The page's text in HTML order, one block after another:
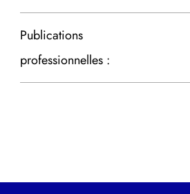
Publications
professionnelles :